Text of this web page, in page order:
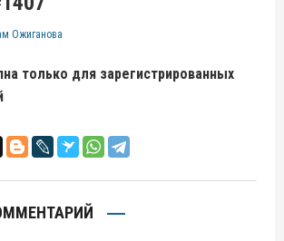
Ожиганова
только для зарегистрированных